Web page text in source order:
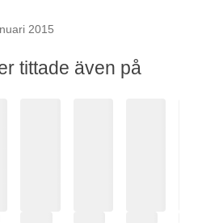
2015
tittade även på